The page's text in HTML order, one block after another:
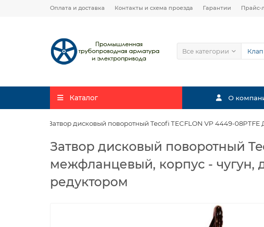
Оплата и доставка Контакты и схема проезда Гарантии Прайс-
Все категории
Каталог О
Затвор дисковый поворотный Tecofi TECFLON VP 4449-
Затвор дисковый поворотный
межфланцевый, корпус - чугун,
редуктором